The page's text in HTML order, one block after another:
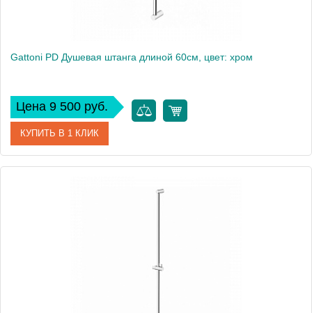
Gattoni PD Душевая штанга длиной 60см, цвет: хром
Цена 9 500 руб.
КУПИТЬ В 1 КЛИК